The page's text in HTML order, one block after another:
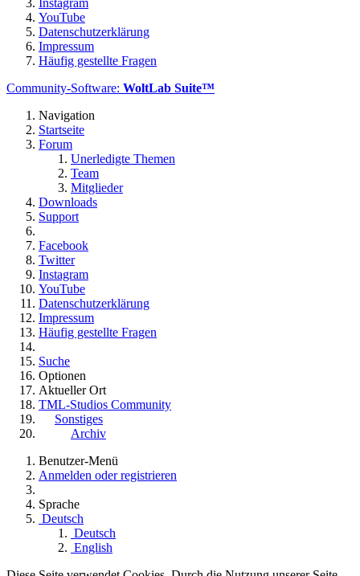
Instagram
YouTube
Datenschutzerklärung
Impressum
Häufig gestellte Fragen
Community-Software: WoltLab Suite™
Navigation
Startseite
Forum
Unerledigte Themen
Team
Mitglieder
Downloads
Support
Facebook
Twitter
Instagram
YouTube
Datenschutzerklärung
Impressum
Häufig gestellte Fragen
Suche
Optionen
Aktueller Ort
TML-Studios Community
Sonstiges
Archiv
Benutzer-Menü
Anmelden oder registrieren
Sprache
Deutsch
Deutsch
English